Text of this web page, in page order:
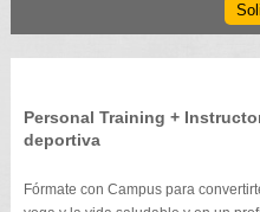
Personal Training +
deportiva
Fórmate con Campus para